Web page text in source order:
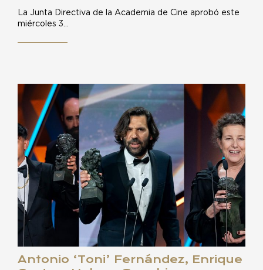
La Junta Directiva de la Academia de Cine aprobó este
miércoles 3…
Antonio ‘Toni’ Fernández, Enrique